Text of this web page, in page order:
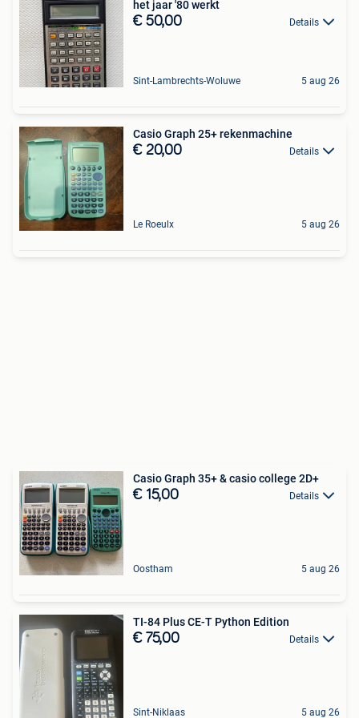
het jaar '80 werkt
€ 50,00 Details
Sint-Lambrechts-Woluwe 5 aug 26
Casio Graph 25+ rekenmachine
€ 20,00 Details
Le Roeulx 5 aug 26
Casio Graph 35+ & casio college 2D+
€ 15,00 Details
Oostham 5 aug 26
TI-84 Plus CE-T Python Edition
€ 75,00 Details
Sint-Niklaas 5 aug 26